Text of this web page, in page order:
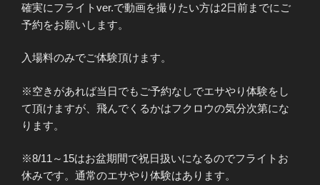
確実にフライトver.で動画を撮りたい方は2日前までにご
予約をお願いします。
入場料のみでご体験頂けます。
※空きがあれば当日でもご予約なしでエサやり体験をし
て頂けますが、飛んでくるかはフクロウの気分次第にな
ります。
※8/11～15はお盆期間で祝日扱いになるのでフライトお
休みです。通常のエサやり体験はあります。